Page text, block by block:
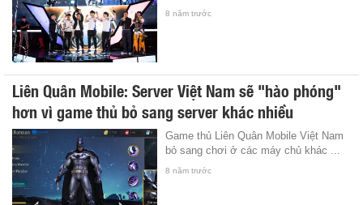
8 năm trước
Liên Quân Mobile: Server Việt Nam sẽ "hào phóng"
hơn vì game thủ bỏ sang server khác nhiều
Game thủ Liên Quân Mobile Việt Nam
bỏ sang chơi ở các máy chủ khác ...
8 năm trước